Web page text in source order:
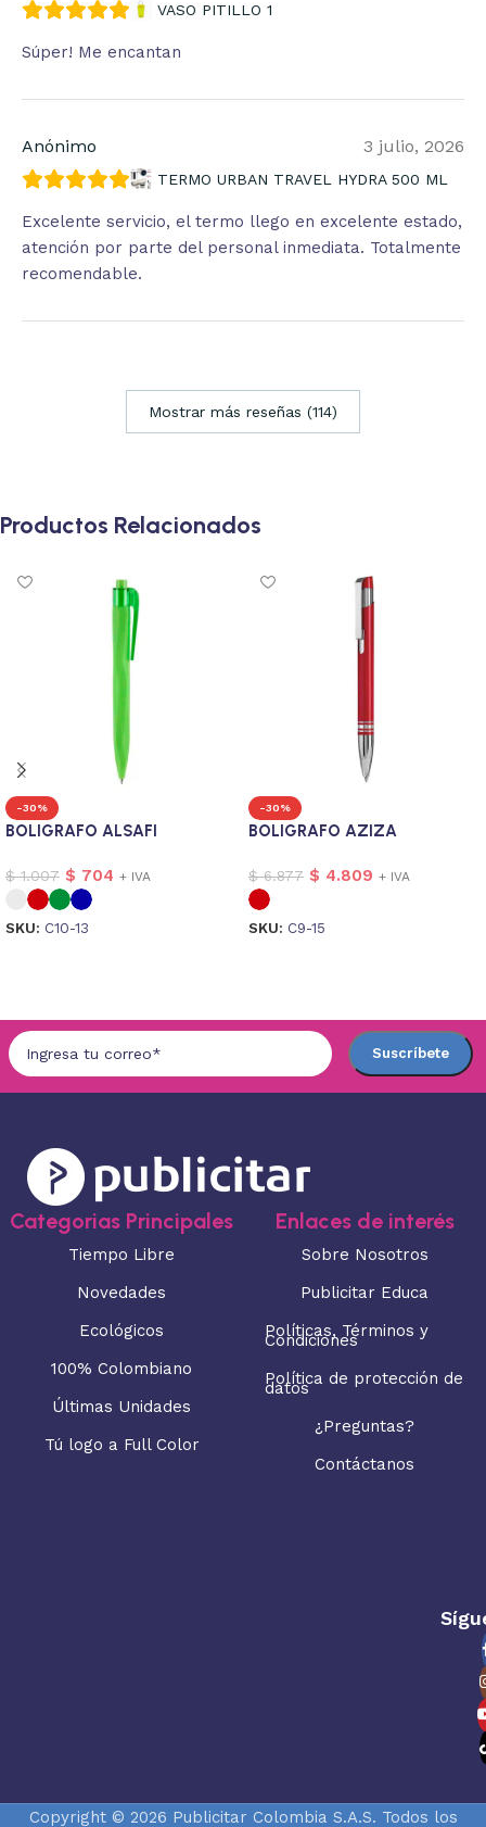
VASO PITILLO 1
Súper! Me encantan
Anónimo 3 julio, 2026
TERMO URBAN TRAVEL HYDRA 500 ML
Excelente servicio, el termo llego en excelente estado,
atención por parte del personal inmediata. Totalmente
recomendable.
Mostrar más reseñas (114)
Productos Relacionados
-30%
BOLIGRAFO ALSAFI
$1.007 $ 704 + IVA
SKU: C10-13
-30%
BOLIGRAFO AZIZA
$6.877 $ 4.809 + IVA
SKU: C9-15
Categorias Principales
Tiempo Libre
Novedades
Ecológicos
100% Colombiano
Últimas Unidades
Tú logo a Full Color
Enlaces de interés
Sobre Nosotros
Publicitar Educa
Políticas, Términos y
Condiciones
Política de protección de
datos
¿Preguntas?
Contáctanos
Copyright © 2026 Publicitar Colombia S.A.S. Todos los